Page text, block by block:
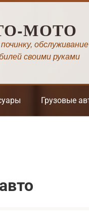
МОТО
своими руками
Грузовые